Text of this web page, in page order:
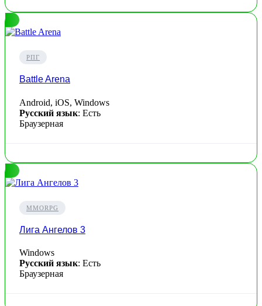
РПГ
Battle Arena
Android, iOS, Windows
Русский язык: Есть
Браузерная
MMORPG
Лига Ангелов 3
Windows
Русский язык: Есть
Браузерная